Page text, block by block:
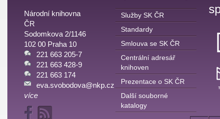
Národní knihovna
ČR
Sodomkova 2/1146
102 00 Praha 10
221 663 205-7
221 663 428-9
221 663 174
eva.svobodova@nkp.cz
více
Služby SK ČR
Standardy
Smlouva se SK ČR
Centrální adresář
knihoven
Prezentace o SK ČR
Další souborné
katalogy